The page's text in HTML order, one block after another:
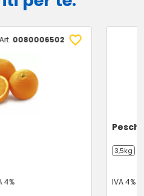
0080006502
4%
3,5kg
IVA 4%